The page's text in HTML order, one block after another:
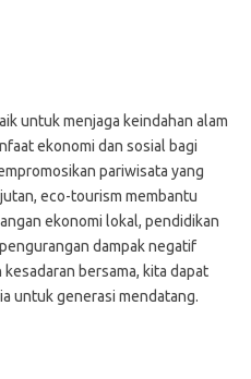
untuk menjaga keindahan alam
ekonomi dan sosial bagi
pariwisata yang
eco-tourism membantu
ekonomi lokal, pendidikan
dampak negatif
bersama, kita dapat
untuk generasi mendatang.